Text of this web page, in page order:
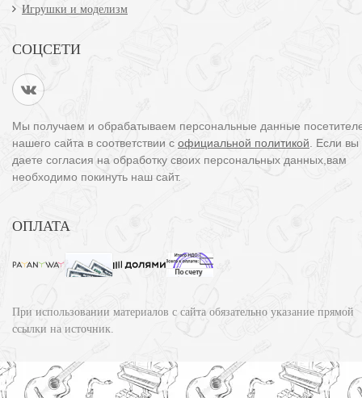
Игрушки и моделизм
СОЦСЕТИ
Мы получаем и обрабатываем персональные данные
нашего сайта в соответствии с официальной политикой . Если
даете согласия на обработку своих персональных данных,вам
необходимо покинуть наш сайт.
ОПЛАТА
При использовании материалов с сайта обязательно указание прямой
ссылки на источник.